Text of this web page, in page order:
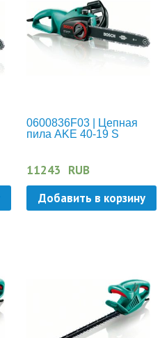
0600836F03 | Цепная
пила AKE 40-19 S
11243 RUB
Добавить в корзину